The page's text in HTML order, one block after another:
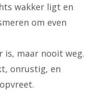
wakker ligt en
om even
is, maar nooit weg.
onrustig, en